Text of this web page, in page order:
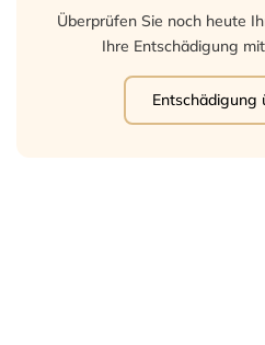
Überprüfen Sie noch heute
Ihre Entschädigung
Entschädigung